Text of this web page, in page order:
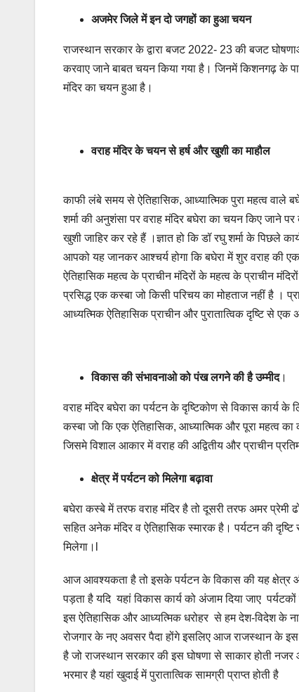
अजमेर जिले में इन दो जगहों का हुआ चयन
राजस्थान सरकार के द्वारा बजट 2022- 23 की बजट
करवाए जाने बाबत चयन किया गया है। जिनमें किशनगढ़ के
मंदिर का चयन हुआ है।
वराह मंदिर के चयन से हर्ष और खुशी का माहौल
काफी लंबे समय से ऐतिहासिक, आध्यात्मिक पुरा महत्व वाले
शर्मा की अनुशंसा पर वराह मंदिर बघेरा का चयन किए जाने
खुशी जाहिर कर रहे हैं ।ज्ञात हो कि डॉ रघु शर्मा के पिछले
आपको यह जानकर आश्चर्य होगा कि बघेरा में शुर वराह की
ऐतिहासिक महत्व के प्राचीन मंदिरों के महत्व के प्राचीन
प्रसिद्ध एक कस्बा जो किसी परिचय का मोहताज नहीं है ।
आध्यत्मिक ऐतिहासिक प्राचीन और पुरातात्विक दृष्टि से
विकास की संभावनाओ को पंख लगने की है उम्मीद।
वराह मंदिर बघेरा का पर्यटन के दृष्टिकोण से विकास कार्य
कस्बा जो कि एक ऐतिहासिक, आध्यात्मिक और पूरा महत्व का
जिसमे विशाल आकार में वराह की अद्वितीय और प्राचीन
क्षेत्र में पर्यटन को मिलेगा बढ़ावा
बघेरा कस्बे में तरफ वराह मंदिर है तो दूसरी तरफ अमर प्रेमी
सहित अनेक मंदिर व ऐतिहासिक स्मारक है। पर्यटन की दृष्टि
मिलेगा।l
आज आवश्यकता है तो इसके पर्यटन के विकास की यह क्षेत्र और
पड़ता है यदि यहां विकास कार्य को अंजाम दिया जाए
इस ऐतिहासिक और आध्यत्मिक धरोहर से हम देश-विदेश के
रोजगार के नए अवसर पैदा होंगे इसलिए आज राजस्थान के इस
है जो राजस्थान सरकार की इस घोषणा से साकार होती नजर
भरमार है यहां खुदाई में पुरातात्विक सामग्री प्राप्त होती है